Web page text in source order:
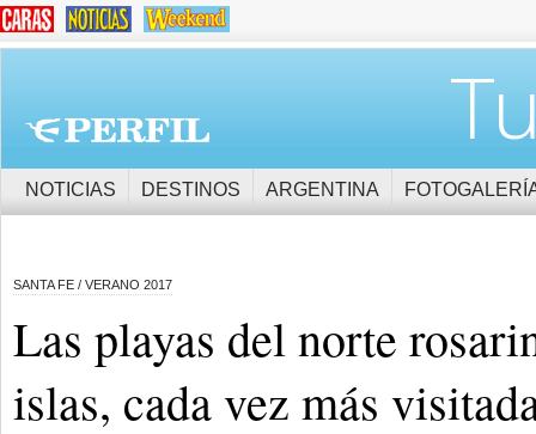
NOTICIAS DESTINOS ARGENTINA
SANTA FE / VERANO 2017
Las playas del norte
islas, cada vez más